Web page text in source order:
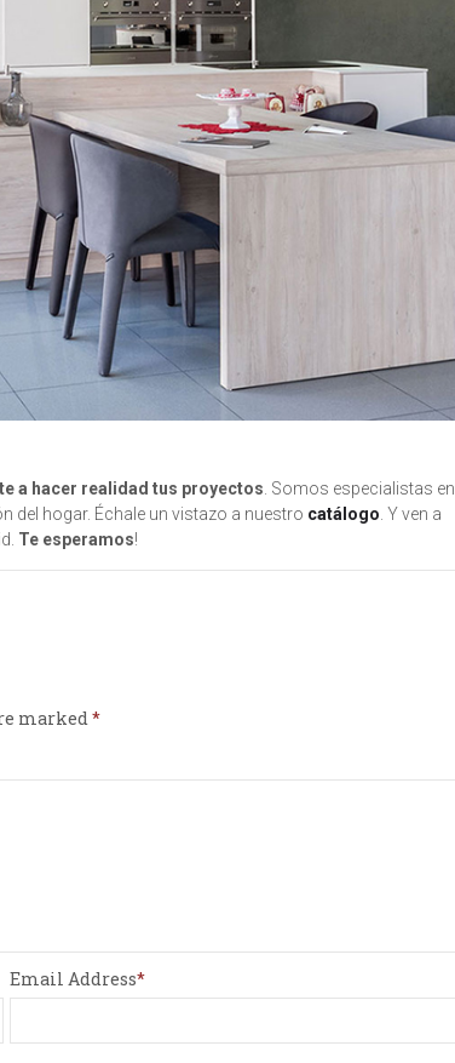
a hacer realidad tus proyectos. Somos especialistas en
del hogar. Échale un vistazo a nuestro catálogo. Y ven a
Te esperamos!
marked
Email Address